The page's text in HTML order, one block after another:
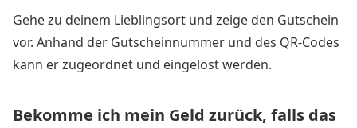
Gehe zu deinem Lieblingsort und zeige den Gutschein
vor. Anhand der Gutscheinnummer und des QR-Codes
kann er zugeordnet und eingelöst werden.
Bekomme ich mein Geld zurück, falls das